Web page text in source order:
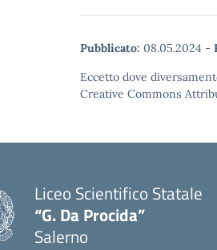
Pubblicato: 08.05.2024 -
Eccetto dove
Creative Commons
Liceo Scientifico Statale
“G. Da Procida”
Salerno